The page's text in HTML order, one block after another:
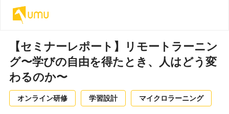
【セミナーレポート】リモートラーニン
グ〜学びの自由を得たとき、人はどう変
わるのか〜
オンライン研修 学習設計 マイクロラーニング